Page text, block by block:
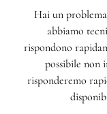
Hai un
abbiamo
rispondono
possibile non
risponderemo